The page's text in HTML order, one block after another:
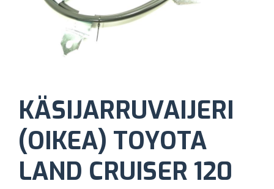
KÄSIJARRUVAIJERI
(OIKEA) TOYOTA
LAND CRUISER 120